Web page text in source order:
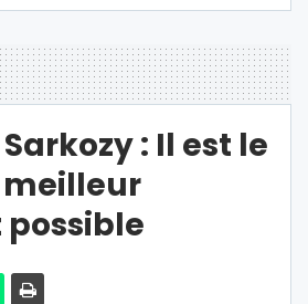
: Il est le
meilleur